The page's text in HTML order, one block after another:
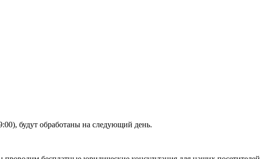
будут обработаны на следующий день.